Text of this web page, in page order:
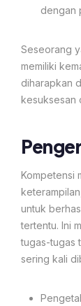
dengan
Seseorang
memiliki
diharapkan
kesuksesan
Kompetensi
untuk
tertentu. Ini
tugas-tugas
sering kali